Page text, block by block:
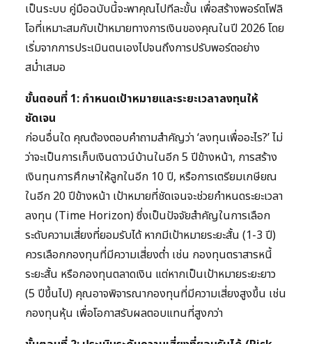
เป็นระบบ คู่มือฉบับนี้จะพาคุณไปทีละขั้น เพื่อสร้างพอร์ตโฟลิ
โอที่เหมาะสมกับเป้าหมายทางการเงินของคุณในปี 2026 โดย
เริ่มจากการประเมินตนเองไปจนถึงการปรับพอร์ตอย่าง
สม่ำเสมอ
ขั้นตอนที่ 1: กำหนดเป้าหมายและระยะเวลาลงทุนให้
ชัดเจน
ก่อนอื่นใด คุณต้องตอบคำถามสำคัญว่า ‘ลงทุนเพื่ออะไร?’ ไม่
ว่าจะเป็นการเก็บเงินดาวน์บ้านในอีก 5 ปีข้างหน้า, การสร้าง
เงินทุนการศึกษาให้ลูกในอีก 10 ปี, หรือการเตรียมเกษียณ
ในอีก 20 ปีข้างหน้า เป้าหมายที่ชัดเจนจะช่วยกำหนดระยะเวลา
ลงทุน (Time Horizon) ซึ่งเป็นปัจจัยสำคัญในการเลือก
ระดับความเสี่ยงที่ยอมรับได้ หากมีเป้าหมายระยะสั้น (1-3 ปี)
ควรเลือกกองทุนที่มีความเสี่ยงต่ำ เช่น กองทุนตราสารหนี้
ระยะสั้น หรือกองทุนตลาดเงิน แต่หากเป็นเป้าหมายระยะยาว
(5 ปีขึ้นไป) คุณอาจพิจารณากองทุนที่มีความเสี่ยงสูงขึ้น เช่น
กองทุนหุ้น เพื่อโอกาสรับผลตอบแทนที่สูงกว่า